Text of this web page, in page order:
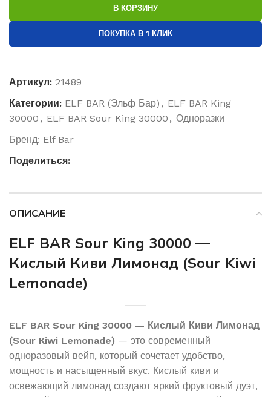
В КОРЗИНУ
ПОКУПКА В 1 КЛИК
Артикул: 21489
Категории: ELF BAR (Эльф Бар) , ELF BAR King
30000 , ELF BAR Sour King 30000 , Одноразки
Бренд: Elf Bar
Поделиться:
ОПИСАНИЕ
ELF BAR Sour King 30000 —
Кислый Киви Лимонад (Sour Kiwi
Lemonade)
ELF BAR Sour King 30000 — Кислый Киви Лимонад
(Sour Kiwi Lemonade) — это современный
одноразовый вейп, который сочетает удобство,
мощность и насыщенный вкус. Кислый киви и
освежающий лимонад создают яркий фруктовый дуэт,